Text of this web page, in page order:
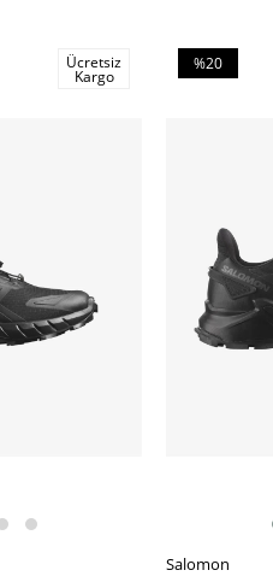
Ücretsiz
Kargo
SEPETE EKLE
%20
Salomon